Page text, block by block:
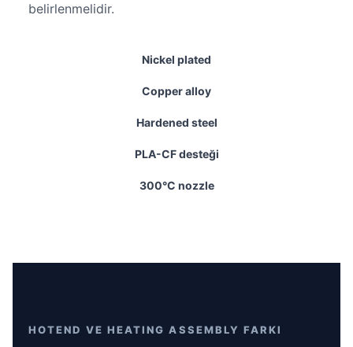
belirlenmelidir.
Nickel plated
Copper alloy
Hardened steel
PLA-CF desteği
300°C nozzle
HOTEND VE HEATING ASSEMBLY FARKI